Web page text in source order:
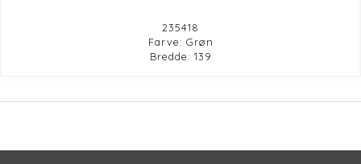
235418
Farve: Grøn
Bredde: 139